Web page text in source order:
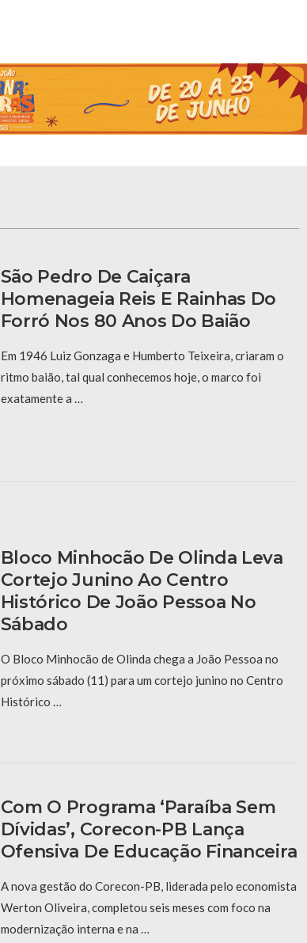
São Pedro De Caiçara
Homenageia Reis E Rainhas Do
Forró Nos 80 Anos Do Baião
Em 1946 Luiz Gonzaga e Humberto Teixeira, criaram o
ritmo baião, tal qual conhecemos hoje, o marco foi
exatamente a …
Bloco Minhocão De Olinda Leva
Cortejo Junino Ao Centro
Histórico De João Pessoa No
Sábado
O Bloco Minhocão de Olinda chega a João Pessoa no
próximo sábado (11) para um cortejo junino no Centro
Histórico …
Com O Programa ‘Paraíba Sem
Dívidas’, Corecon-PB Lança
Ofensiva De Educação Financeira
A nova gestão do Corecon-PB, liderada pelo economista
Werton Oliveira, completou seis meses com foco na
modernização interna e na …